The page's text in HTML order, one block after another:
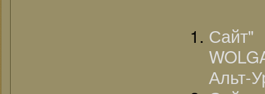
Альт-